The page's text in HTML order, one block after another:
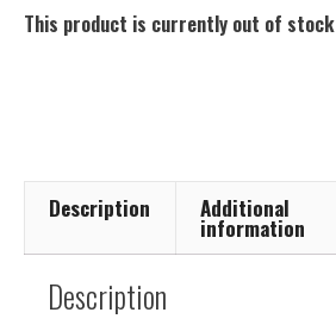
This product is currently out of stock
Description Additional
information
Description